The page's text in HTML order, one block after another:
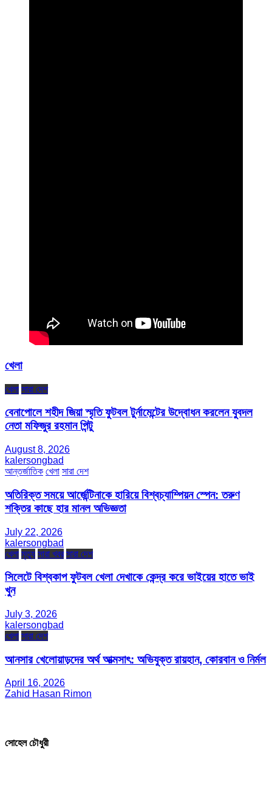
খেলা
খেলা সারা দেশ
বেনাপোলে শহীদ জিয়া স্মৃতি ফুটবল টুর্নামেন্টের উদ্বোধন করলেন যুবদল
নেতা মফিজুর রহমান পিন্টু
August 8, 2026
kalersongbad
আন্তর্জাতিক খেলা সারা দেশ
অতিরিক্ত সময়ে আর্জেন্টিনাকে হারিয়ে বিশ্বচ্যাম্পিয়ন স্পেন: তরুণ
শক্তির কাছে হার মানল অভিজ্ঞতা
July 22, 2026
kalersongbad
খেলা মৃত্যু সারা খবর সারা দেশ
সিলেটে বিশ্বকাপ ফুটবল খেলা দেখাকে কেন্দ্র করে ভাইয়ের হাতে ভাই
খুন
July 3, 2026
kalersongbad
খেলা সারা দেশ
আনসার খেলোয়াড়দের অর্থ আত্মসাৎ: অভিযুক্ত রায়হান, কোরবান ও নির্মল
April 16, 2026
Zahid Hasan Rimon
সোহেল চৌধুরী